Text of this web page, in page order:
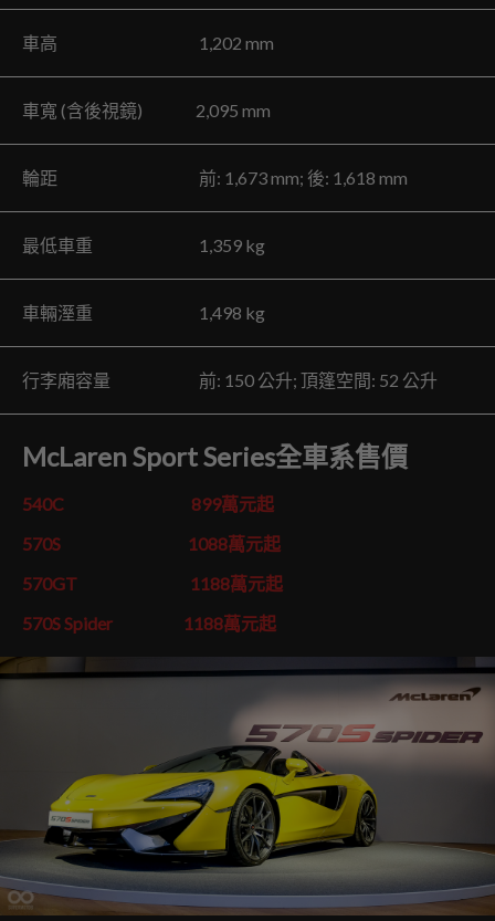
車高 1,202 mm
車寬 (含後視鏡) 2,095 mm
輪距 前: 1,673 mm; 後: 1,618 mm
最低車重 1,359 kg
車輛溼重 1,498 kg
行李廂容量 前: 150 公升; 頂篷空間: 52 公升
McLaren Sport Series全車系售價
540C 899萬元起
570S 1088萬元起
570GT 1188萬元起
570S Spider 1188萬元起